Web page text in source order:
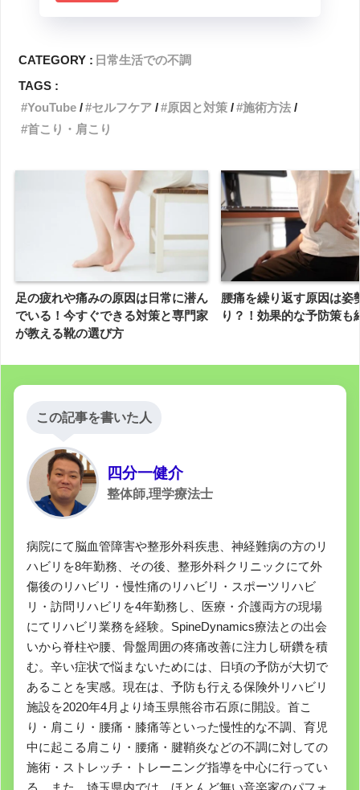
CATEGORY : 日常生活での不調
TAGS :
YouTube
セルフケア 原因と対策
施術方法
首こり・肩こり
足の疲れや痛みの原因は日常に潜ん
でいる！今すぐできる対策と専門家
が教える靴の選び方
腰痛を繰り返す原因は姿
り？！効果的な予防策も
この記事を書いた人
四分一健介
整体師,理学療法士
病院にて脳血管障害や整形外科疾患、神経難病の方のリ
ハビリを8年勤務、その後、整形外科クリニックにて外
傷後のリハビリ・慢性痛のリハビリ・スポーツリハビ
リ・訪問リハビリを4年勤務し、医療・介護両方の現場
にてリハビリ業務を経験。SpineDynamics療法との出会
いから脊柱や腰、骨盤周囲の疼痛改善に注力し研鑽を積
む。辛い症状で悩まないためには、日頃の予防が大切で
あることを実感。現在は、予防も行える保険外リハビリ
施設を2020年4月より埼玉県熊谷市石原に開設。首こ
り・肩こり・腰痛・膝痛等といった慢性的な不調、育児
中に起こる肩こり・腰痛・腱鞘炎などの不調に対しての
施術・ストレッチ・トレーニング指導を中心に行ってい